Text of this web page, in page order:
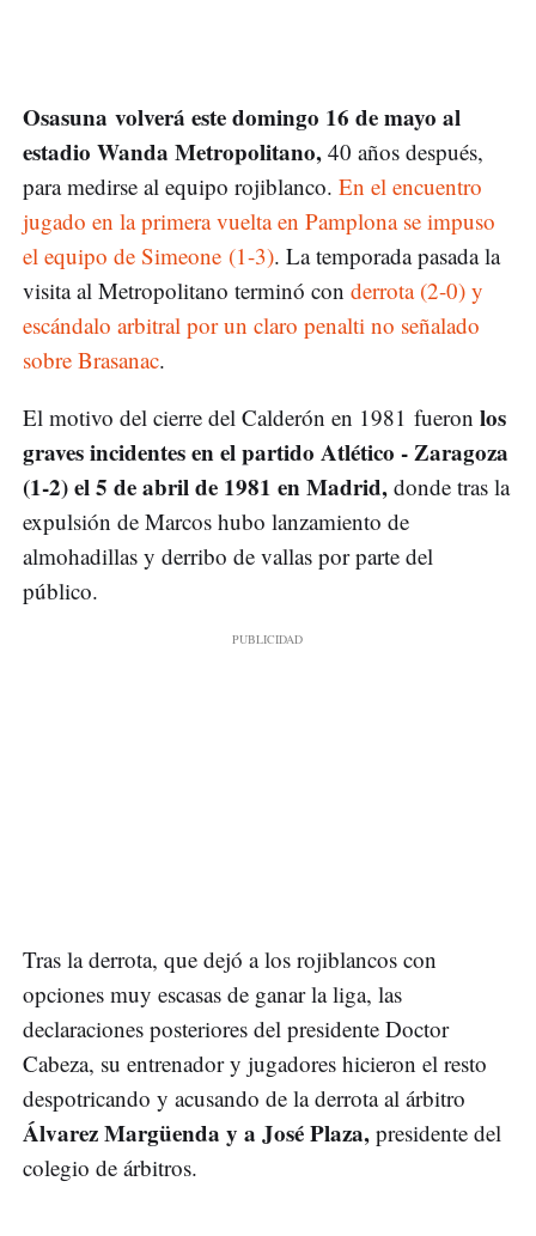
Osasuna volverá este domingo 16 de mayo al
estadio Wanda Metropolitano, 40 años después,
para medirse al equipo rojiblanco. En el encuentro
jugado en la primera vuelta en Pamplona se impuso
el equipo de Simeone (1-3). La temporada pasada la
visita al Metropolitano terminó con derrota (2-0) y
escándalo arbitral por un claro penalti no señalado
sobre Brasanac.
El motivo del cierre del Calderón en 1981 fueron los
graves incidentes en el partido Atlético - Zaragoza
(1-2) el 5 de abril de 1981 en Madrid, donde tras la
expulsión de Marcos hubo lanzamiento de
almohadillas y derribo de vallas por parte del
público.
Tras la derrota, que dejó a los rojiblancos con
opciones muy escasas de ganar la liga, las
declaraciones posteriores del presidente Doctor
Cabeza, su entrenador y jugadores hicieron el resto
despotricando y acusando de la derrota al árbitro
Álvarez Margüenda y a José Plaza, presidente del
colegio de árbitros.